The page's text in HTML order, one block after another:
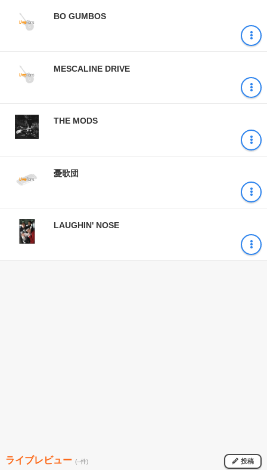
BO GUMBOS
MESCALINE DRIVE
THE MODS
憂歌団
LAUGHIN' NOSE
ライブレビュー (--件) 投稿